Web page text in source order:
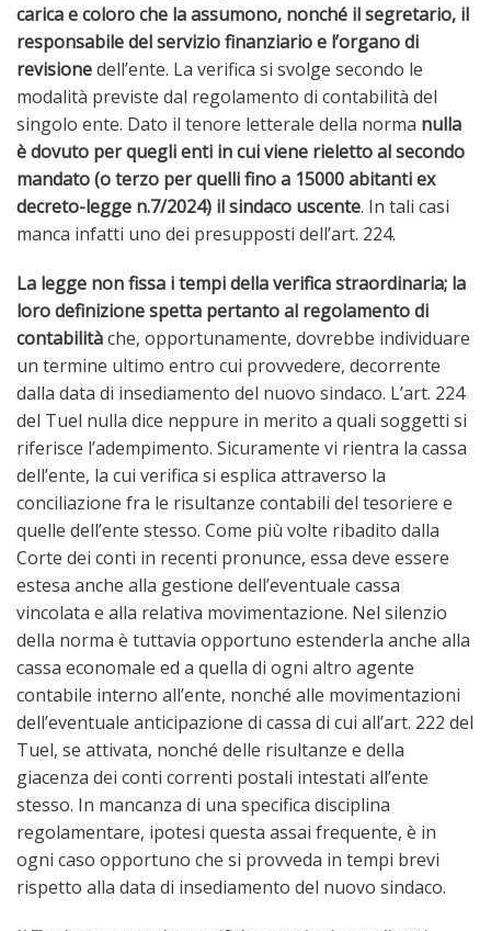
carica e coloro che la assumono, nonché il segretario, il
responsabile del servizio finanziario e l’organo di
revisionedell’ente. La verifica si svolge secondo le
modalità previste dal regolamento di contabilità del
singolo ente. Dato il tenore letterale della norma nulla
è dovuto per quegli enti in cui viene rieletto al secondo
mandato (o terzo per quelli fino a 15000 abitanti ex
decreto-legge n.7/2024) il sindaco uscente. In tali casi
manca infatti uno dei presupposti dell’art. 224.
La legge non fissa i tempi della verifica straordinaria; la
loro definizione spetta pertanto al regolamento di
contabilitàche, opportunamente, dovrebbe individuare
un termine ultimo entro cui provvedere, decorrente
dalla data di insediamento del nuovo sindaco. L’art. 224
del Tuel nulla dice neppure in merito a quali soggetti si
riferisce l’adempimento. Sicuramente vi rientra la cassa
dell’ente, la cui verifica si esplica attraverso la
conciliazione fra le risultanze contabili del tesoriere e
quelle dell’ente stesso. Come più volte ribadito dalla
Corte dei conti in recenti pronunce, essa deve essere
estesa anche alla gestione dell’eventuale cassa
vincolata e alla relativa movimentazione. Nel silenzio
della norma è tuttavia opportuno estenderla anche alla
cassa economale ed a quella di ogni altro agente
contabile interno all’ente, nonché alle movimentazioni
dell’eventuale anticipazione di cassa di cui all’art. 222 del
Tuel, se attivata, nonché delle risultanze e della
giacenza dei conti correnti postali intestati all’ente
stesso. In mancanza di una specifica disciplina
regolamentare, ipotesi questa assai frequente, è in
ogni caso opportuno che si provveda in tempi brevi
rispetto alla data di insediamento del nuovo sindaco.